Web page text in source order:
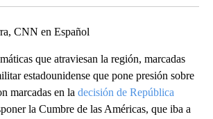
CNN en Español
que atraviesan la región, marcadas
estadounidense que pone presión sobre
marcadas en la decisión de República
la Cumbre de las Américas, que iba a